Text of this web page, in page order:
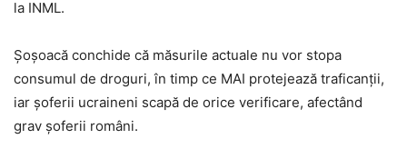
la INML.
Șoșoacă conchide că măsurile actuale nu vor stopa
consumul de droguri, în timp ce MAI protejează traficanții,
iar șoferii ucraineni scapă de orice verificare, afectând
grav șoferii români.